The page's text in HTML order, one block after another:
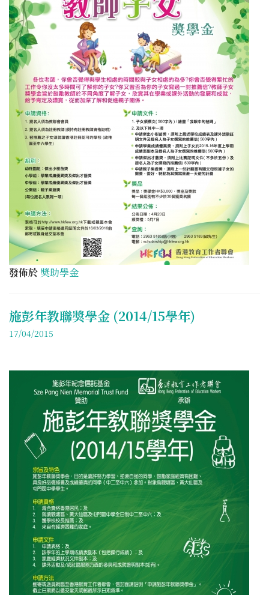
發佈於 奬助學金
施彭年教聯獎學金 (2014/15學年)
17/04/2015